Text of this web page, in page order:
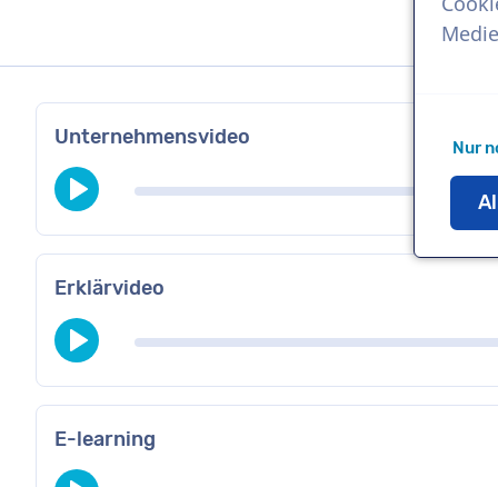
Unternehmensvideo
Erklärvideo
E-learning
Nur